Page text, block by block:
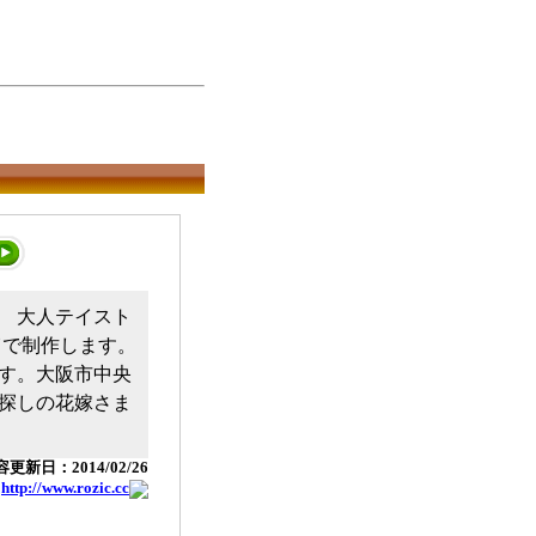
大人テイスト
制作します。
。大阪市中央
しの花嫁さま
更新日：2014/02/26
http://www.rozic.cc